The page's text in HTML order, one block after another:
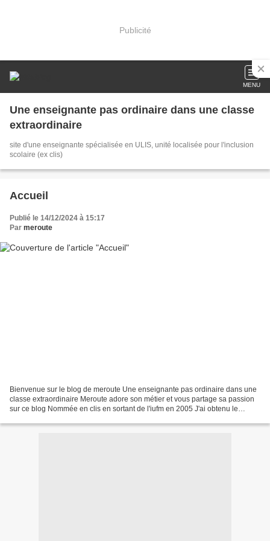
Publicité
MENU
Une enseignante pas ordinaire dans une classe
extraordinaire
site d'une enseignante spécialisée en ULIS, unité localisée pour l'inclusion
scolaire (ex clis)
Accueil
Publié le 14/12/2024 à 15:17
Par meroute
Bienvenue sur le blog de meroute Une enseignante pas ordinaire dans une
classe extraordinaire Meroute adore son métier et vous partage sa passion
sur ce blog Nommée en clis en sortant de l'iufm en 2005 J'ai obtenu le